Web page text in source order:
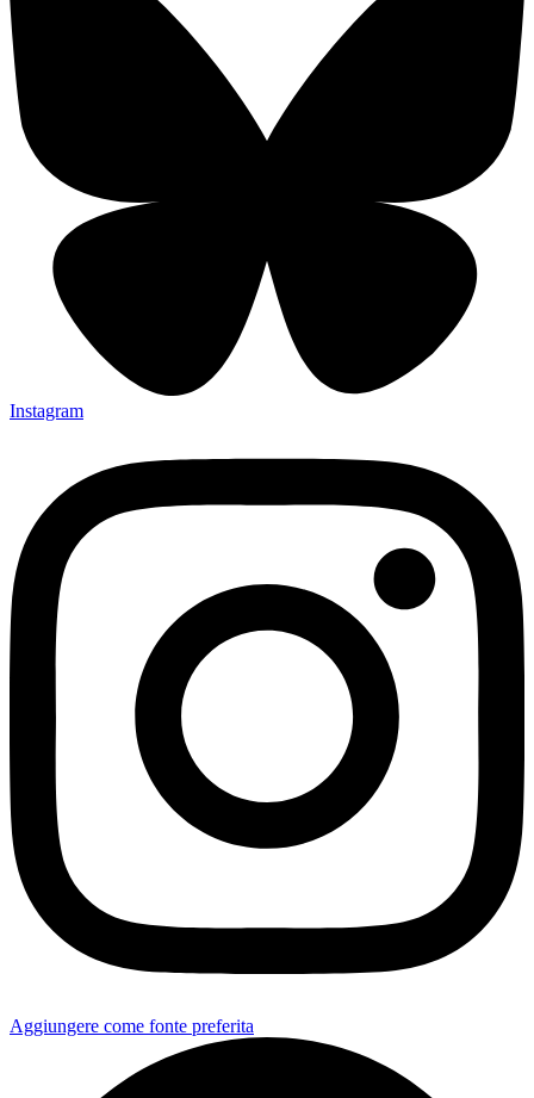
Instagram
Aggiungere come fonte preferita